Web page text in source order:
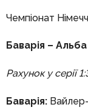
Чемпіонат
Баварія –
Рахунок у серії
Баварія:Вайлер-